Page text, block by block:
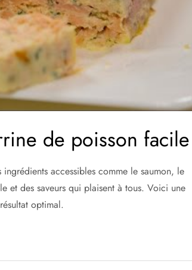
de poisson facile
accessibles comme le saumon, le
et des saveurs qui plaisent à tous. Voici une
optimal.